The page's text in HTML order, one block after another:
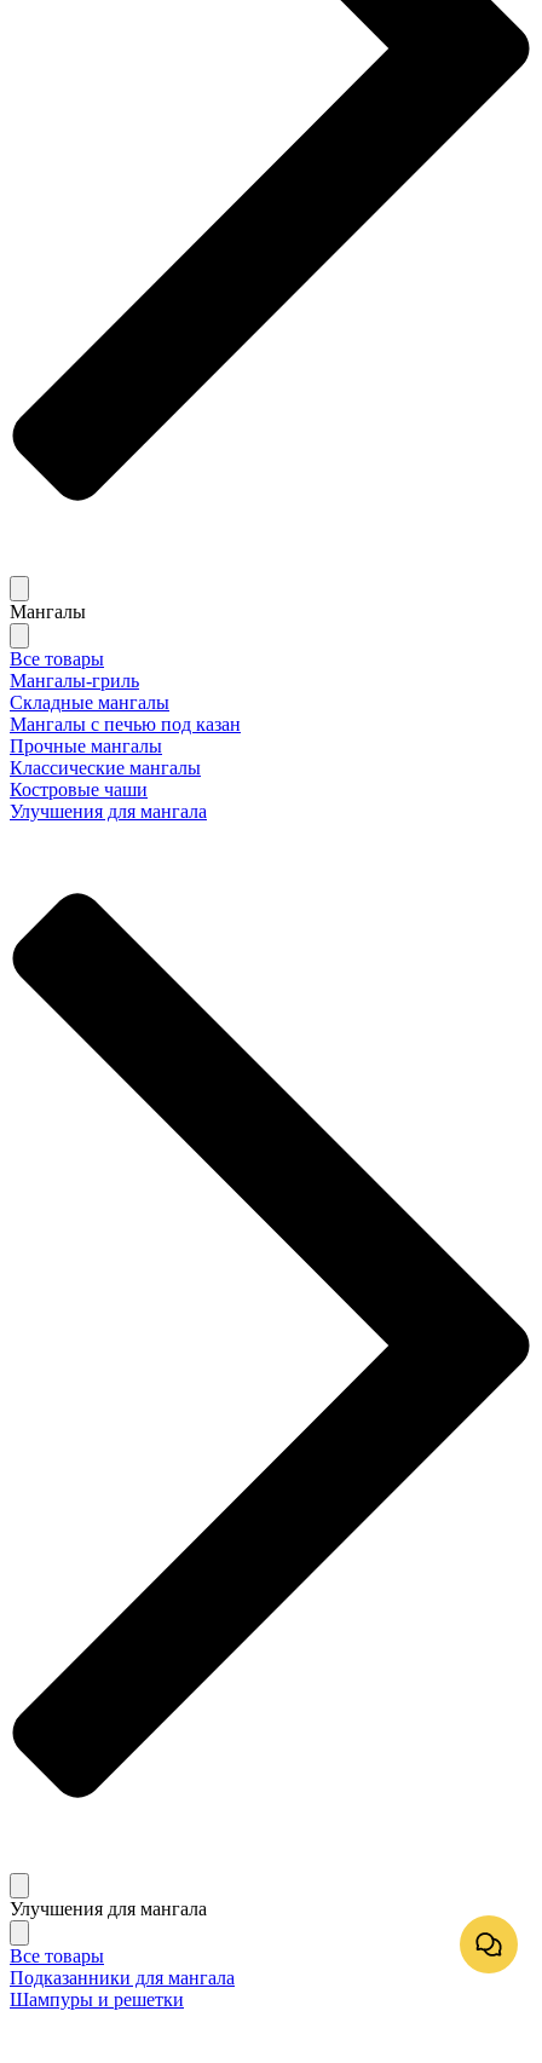
Мангалы
Все товары
Мангалы-гриль
Складные мангалы
Мангалы с печью под казан
Прочные мангалы
Классические мангалы
Костровые чаши
Улучшения для мангала
Улучшения для мангала
Все товары
Подказанники для мангала
Шампуры и решетки